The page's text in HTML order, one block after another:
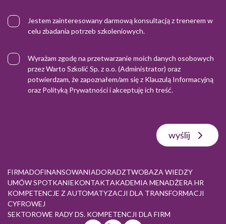
Jestem zainteresowany darmową konsultacją z trenerem w
celu zbadania potrzeb szkoleniowych.
Wyrażam zgodę na przetwarzanie moich danych osobowych
przez Warto Szkolić Sp. z o.o. (Administrator) oraz
potwierdzam, że zapoznałem/am się z Klauzulą Informacyjną
oraz Polityką Prywatnościi akceptuję ich treść.
wyślij
FIRMADOFINANSOWANIADORADZTWOBAZA WIEDZY
UMÓW SPOTKANIEKONTAKTAKADEMIA MENADŻERA HR
KOMPETENCJE Z AUTOMATYZACJI DLA TRANSFORMACJI
CYFROWEJ
SEKTOROWE RADY DS. KOMPETENCJI DLA FIRM